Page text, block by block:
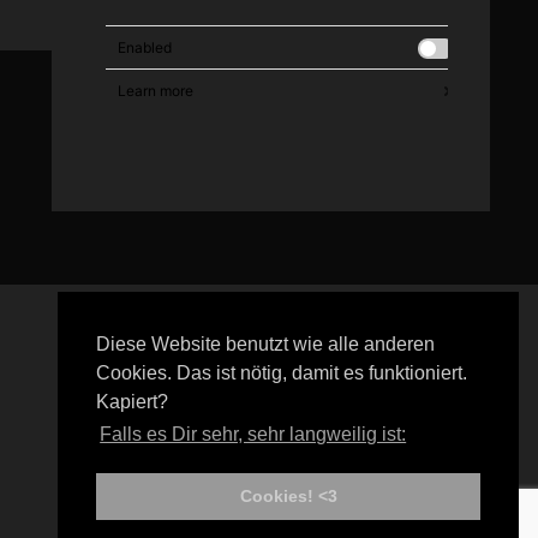
Diese Website benutzt wie alle anderen
Cookies. Das ist nötig, damit es funktioniert.
Kapiert?
Falls es Dir sehr, sehr langweilig ist:
Cookies! <3
blutgräfin convention coverup Fetish
Gothic
Grausame Töchter
MoreThanMode
Nachtmahr Noxiris
Performance